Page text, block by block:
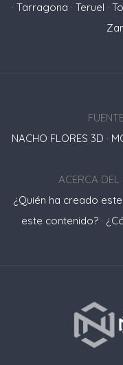
· Tarragona · Teruel ·
NACHO FLORES 3D ·
ACERCA DEL
¿Quién ha creado
este contenido?·